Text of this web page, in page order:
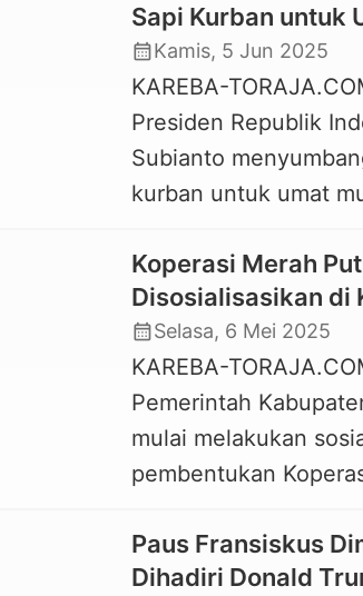
para pemain sepak
lainnya selama
Thailand, yang akan
Selasa, 9 Desember
perlengkapan
ini didesain oleh
Sapi Kurban untuk
Rantepao
calendar_monthKamis, 5 Jun 2025
KAREBA-
Presiden Republik
Subianto
kurban untuk umat
Hijriah. Sapi kurban
kilogram ini sudah
Rantepao pada
pagi. Imam Masjid
Mujahidin, menerima
kemasyarakatan dari
Prabowo Subianto
Koperasi Merah
Disosialisasikan di
Toraja Utara
calendar_monthSelasa, 6 Mei 2025
KAREBA-
Pemerintah
mulai melakukan
pembentukan
menindaklanjuti
Prabowo Subianto.
Paus Fransiskus
Dihadiri Donald